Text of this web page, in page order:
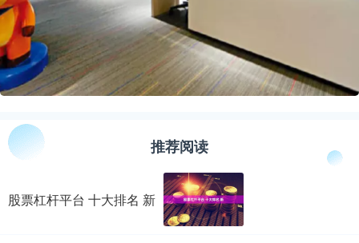
推荐阅读
股票杠杆平台 十大排名 新